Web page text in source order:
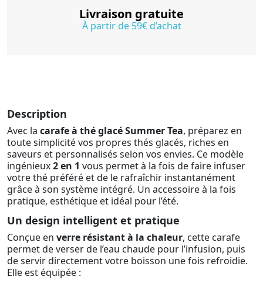
Livraison gratuite
À partir de 59€ d’achat
Description
Avec la carafe à thé glacé Summer Tea, préparez en
toute simplicité vos propres thés glacés, riches en
saveurs et personnalisés selon vos envies. Ce modèle
ingénieux2 en 1 vous permet à la fois de faire infuser
votre thé préféré et de le rafraîchir instantanément
grâce à son système intégré. Un accessoire à la fois
pratique, esthétique et idéal pour l’été.
Un design intelligent et pratique
Conçue en verre résistant à la chaleur, cette carafe
permet de verser de l’eau chaude pour l’infusion, puis
de servir directement votre boisson une fois refroidie.
Elle est équipée :